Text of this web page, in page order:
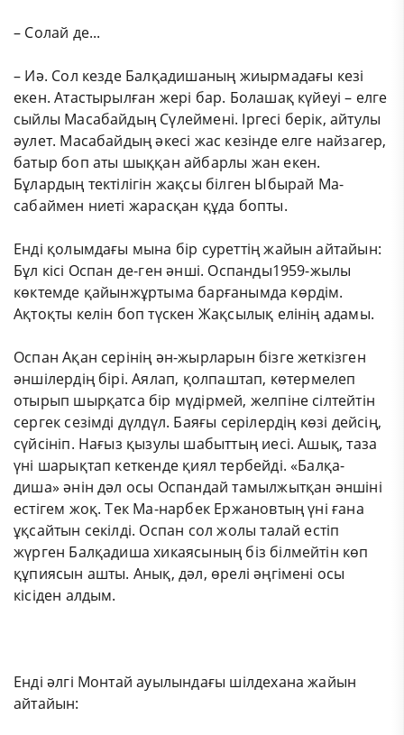
– Солай де...
– Иә. Сол кезде Балқадишаның жиырмадағы кезі
екен. Атастырылған жері бар. Болашақ күйеуі – елге
сыйлы Масабайдың Сүлеймені. Іргесі берік, айтулы
әулет. Масабайдың әкесі жас кезінде елге найзагер,
батыр боп аты шыққан айбарлы жан екен.
Бұлардың тектілігін жақсы білген Ыбырай Ма-
сабаймен ниеті жарасқан құда бопты.
Енді қолымдағы мына бір суреттің жайын айтайын:
Бұл кісі Оспан де-ген әнші. Оспанды1959-жылы
көктемде қайынжұртыма барғанымда көрдім.
Ақтоқты келін боп түскен Жақсылық елінің адамы.
Оспан Ақан серінің ән-жырларын бізге жеткізген
әншілердің бірі. Аялап, қолпаштап, көтермелеп
отырып шырқатса бір мүдірмей, желпіне сілтейтін
сергек сезімді дүлдүл. Баяғы серілердің көзі дейсің,
сүйсініп. Нағыз қызулы шабыттың иесі. Ашық, таза
үні шарықтап кеткенде қиял тербейді. «Балқа-
диша» әнін дәл осы Оспандай тамылжытқан әншіні
естігем жоқ. Тек Ма-нарбек Ержановтың үні ғана
ұқсайтын секілді. Оспан сол жолы талай естіп
жүрген Балқадиша хикаясының біз білмейтін көп
құпиясын ашты. Анық, дәл, өрелі әңгімені осы
кісіден алдым.
Енді әлгі Монтай ауылындағы шілдехана жайын
айтайын: